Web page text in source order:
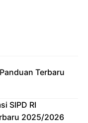
Terbaru
SIPD RI
2025/2026